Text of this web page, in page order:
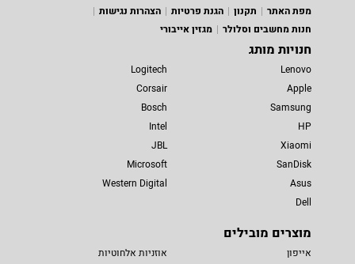
מפת האתר
תקנון הגנת פרטיות
הצהרות נגישות
חנות מחשבים וסלולר
מגזין אייבורי
חנויות מותג
Lenovo
Apple
Samsung
HP
Xiaomi
SanDisk
Asus
Dell
Logitech
Corsair
Bosch
Intel
JBL
Microsoft
Western Digital
מוצרים מובילים
אייפון
אוזניות אלחוטיות